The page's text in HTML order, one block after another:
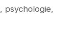
, psychologie,